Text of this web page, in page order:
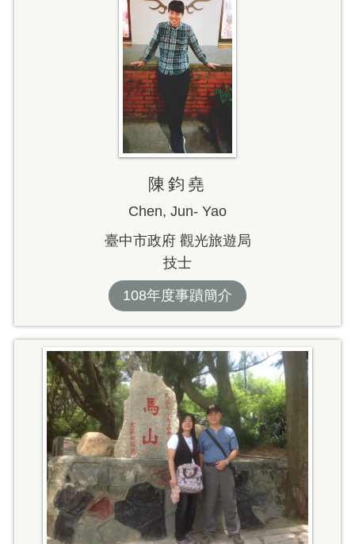
陳鈞堯
Chen, Jun- Yao
臺中市政府 觀光旅遊局
技士
108年度事蹟簡介